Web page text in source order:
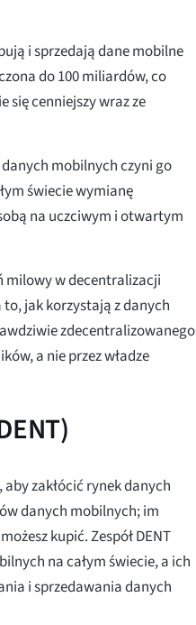
i sprzedają dane mobilne
do 100 miliardów, co
się cenniejszy wraz ze
mobilnych czyni go
świecie wymianę
na uczciwym i otwartym
milowy w decentralizacji
jak korzystają z danych
zdecentralizowanego
a nie przez władze
zakłócić rynek danych
danych mobilnych; im
kupić. Zespół DENT
na całym świecie, a ich
i sprzedawania danych